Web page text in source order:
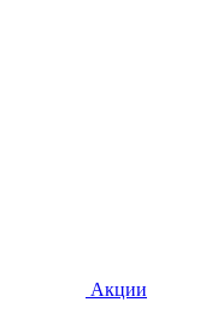
Акции